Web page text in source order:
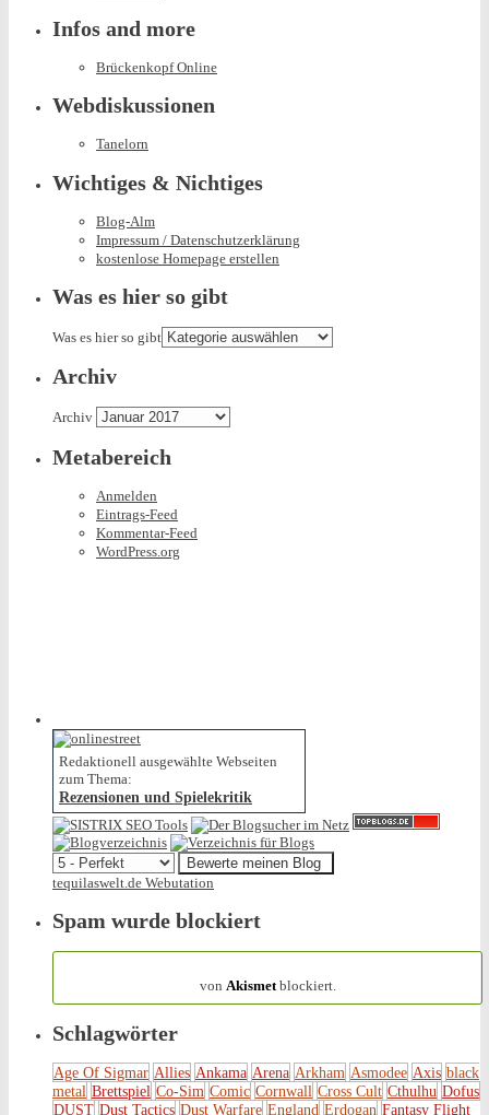
Infos and more
Brückenkopf Online
Webdiskussionen
Tanelorn
Wichtiges & Nichtiges
Blog-Alm
Impressum / Datenschutzerklärung
kostenlose Homepage erstellen
Was es hier so gibt
Was es hier so gibt
Archiv
Archiv
Metabereich
Anmelden
Eintrags-Feed
Kommentar-Feed
WordPress.org
Redaktionell ausgewählte Webseiten
zum Thema:
Rezensionen und Spielekritik
tequilaswelt.de Webutation
Spam wurde blockiert
von Akismetblockiert.
Schlagwörter
Age Of Sigmar Allies Ankama Arena Arkham Asmodee Axis black
metal Brettspiel Co-Sim Comic Cornwall Cross Cult Cthulhu Dofus
DUST Dust Tactics Dust Warfare England Erdogan Fantasy Flight